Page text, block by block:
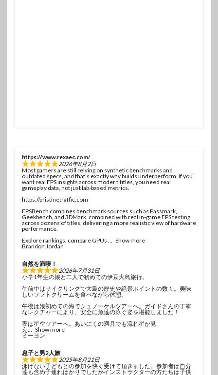
https://www.rexaec.com/
2026年8月2日
Most gamers are still relying on synthetic benchmarks and
outdated specs, and that’s exactly why builds underperform. If you
want real FPS insights across modern titles, you need real
gameplay data, not just lab-based metrics.
https://pristinetraffic.com
FPSBench combines benchmark sources such as Passmark,
Geekbench, and 3DMark, combined with real in-game FPS testing
across dozens of titles, delivering a more realistic view of hardware
performance.
Explore rankings, compare GPUs
Show more
Brandon Jordan
自然を満喫！
2026年7月31日
小学1年生の娘と二人で初めての伊豆大島旅行。
午前中はサイクリングで大島の歴史や絶景ポイントの数々。美味
しいソフトクリームを食べながら休憩。
午後は娘初めての海でシュノーケルツアーへ。ガイドさんの丁寧
なレクチャーにより、安全に魚達の泳ぐ姿を堪能しました！
夜は星空ツアーへ。あいにくの満月でも流れ星が見
え
Show more
ミーヨン
息子と男2人旅
2025年8月21日
泳げない子どもとの参加を快く受けて頂きました。参加者は自分
達も含め子連ればかりでしたがインストラクターの方たちは子供